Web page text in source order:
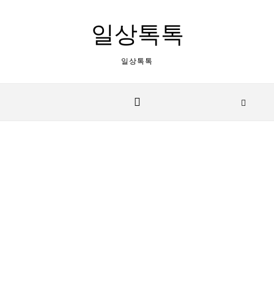
일상톡톡
일상톡톡